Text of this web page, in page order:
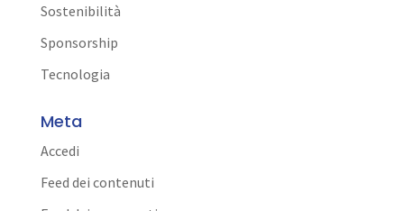
Sostenibilità
Sponsorship
Tecnologia
Meta
Accedi
Feed dei contenuti